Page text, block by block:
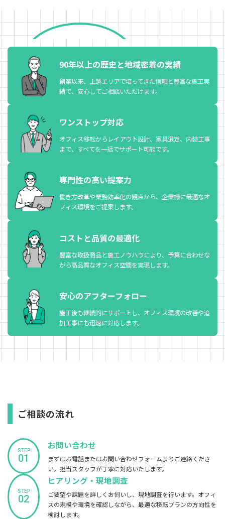
90年以上の歴史と地域密着の実績
創業以来、上越エリアで培ってきた信頼と豊富な施工実
績で、安心してご相談いただけます。
ワンストップ対応
オフィス移転からレイアウト設計、家具選定、内装工事
まで、すべてを一括でサポート可能です。
専門性の高い提案力
働き方改革や業務効率化の観点から、企業様に最適なオ
フィス環境をご提案します。
コストと品質の最適化
豊富な取扱商品と施工ノウハウにより、予算に合わせな
がら高品質なオフィス空間を実現します。
安心のアフターフォロー
施工後も継続的にサポートし、オフィス環境の改善や追
加工事にも迅速に対応します。
ご相談の流れ
STEP
01
お問い合わせ
まずはお電話またはお問い合わせフォームよりご連絡くださ
い。担当スタッフが丁寧に対応いたします。
STEP
02
ヒアリング・現地調査
ご要望や課題を詳しくお伺いし、現地調査を行います。オフィ
スの規模や環境を確認しながら、最適な移転プランの方向性を
検討します。
サービス案内
オフィス移転
オフィス レイアウト設計
オフィス家具
ネットワーク配線工事
ネットワークセキュリティ
防犯カメラ工事
施工事例
会社案内
代表メッセージ・経営理念
会社概要・沿革
アクセス
採用情報
採用情報 TOP
新卒採用募集情報
一般採用募集情報